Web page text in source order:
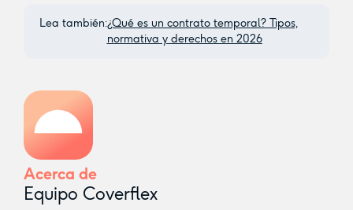
Lea también:¿Qué es un contrato temporal? Tipos,
normativa y derechos en 2026
Acerca de
Equipo Coverflex